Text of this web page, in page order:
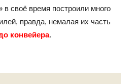
своё время построили много
правда, немалая их часть
конвейера.